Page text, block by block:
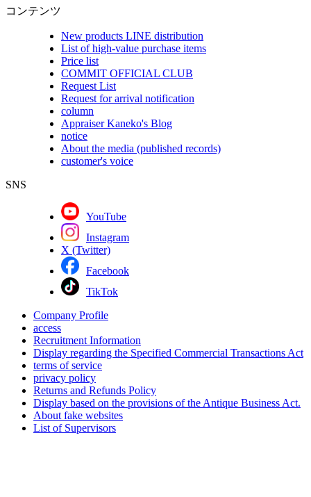
コンテンツ
New products LINE distribution
List of high-value purchase items
Price list
COMMIT OFFICIAL CLUB
Request List
Request for arrival notification
column
Appraiser Kaneko's Blog
notice
About the media (published records)
customer's voice
SNS
YouTube
Instagram
X (Twitter)
Facebook
TikTok
Company Profile
access
Recruitment Information
Display regarding the Specified Commercial Transactions Act
terms of service
privacy policy
Returns and Refunds Policy
Display based on the provisions of the Antique Business Act.
About fake websites
List of Supervisors